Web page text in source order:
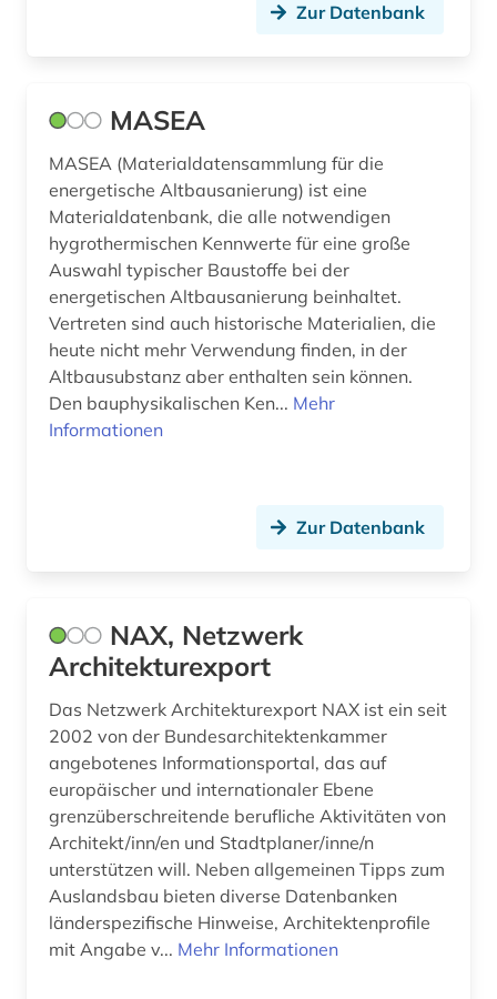
Zur Datenbank
MASEA
MASEA (Materialdatensammlung für die
energetische Altbausanierung) ist eine
Materialdatenbank, die alle notwendigen
hygrothermischen Kennwerte für eine große
Auswahl typischer Baustoffe bei der
energetischen Altbausanierung beinhaltet.
Vertreten sind auch historische Materialien, die
heute nicht mehr Verwendung finden, in der
Altbausubstanz aber enthalten sein können.
Den bauphysikalischen Ken... Mehr
Informationen
Zur Datenbank
NAX, Netzwerk
Architekturexport
Das Netzwerk Architekturexport NAX ist ein seit
2002 von der Bundesarchitektenkammer
angebotenes Informationsportal, das auf
europäischer und internationaler Ebene
grenzüberschreitende berufliche Aktivitäten von
Architekt/inn/en und Stadtplaner/inne/n
unterstützen will. Neben allgemeinen Tipps zum
Auslandsbau bieten diverse Datenbanken
länderspezifische Hinweise, Architektenprofile
mit Angabe v... Mehr Informationen